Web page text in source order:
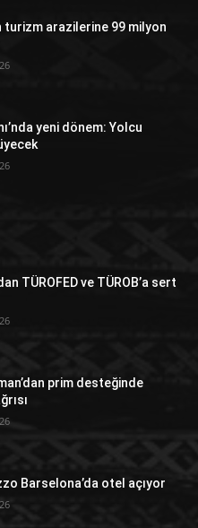
turizm arazilerine 99 milyon
yeni dönem: Yolcu
TÜROFED ve TÜROB’a sert
prim desteğinde
Barselona’da otel açıyor